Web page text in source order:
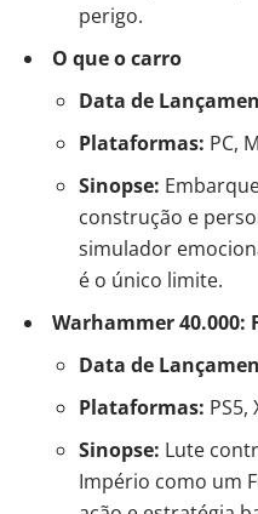
perigo.
O que o carro
Data de
Plataformas: PC,
Sinopse:
construção e
simulador
é o único limite.
Warhammer 40.000:
Data de
Plataformas: PS5,
Sinopse: Lute
Império como um